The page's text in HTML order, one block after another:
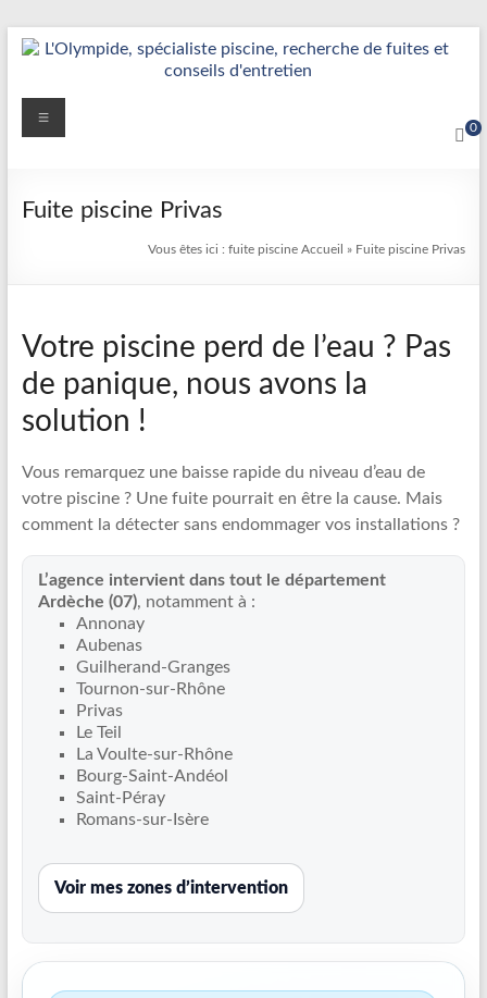
Aller
au
Détection
Réparation
Fuite
L’Olympide
—
Expert
France
Recherche
de
fuite
piscine
partout
réparation
canalisations
0
Menu
Fuite piscine Privas
Vous êtes ici : fuite piscineAccueil » Fuite piscine Privas
Votre piscine perd de l’eau ? Pas
de panique, nous avons la
solution !
Vous remarquez une baisse rapide du niveau d’eau de
votre piscine ? Une fuite pourrait en être la cause. Mais
comment la détecter sans endommager vos installations ?
L’agence intervient dans tout le département
Ardèche (07), notamment à :
Annonay
Aubenas
Guilherand-Granges
Tournon-sur-Rhône
Privas
Le Teil
La Voulte-sur-Rhône
Bourg-Saint-Andéol
Saint-Péray
Romans-sur-Isère
Voir mes zones d’intervention